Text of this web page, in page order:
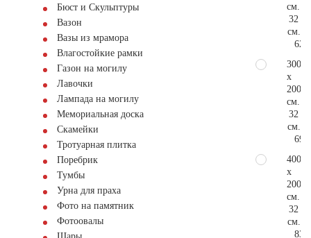
Бюст и Скульптуры
Вазон
Вазы из мрамора
Влагостойкие рамки
Газон на могилу
Лавочки
Лампада на могилу
Мемориальная доска
Скамейки
Тротуарная плитка
Поребрик
Тумбы
Урна для праха
Фото на памятник
Фотоовалы
см.
32
см.
300
x
200
см.
32
см.
400
x
200
см.
32
см.